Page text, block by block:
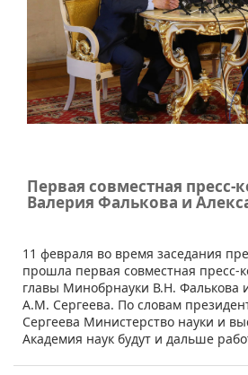
Первая совместная пресс-
Валерия Фалькова и
​11 февраля во время заседания
прошла первая совместная пресс-
главы Минобрнауки В.Н. Фалькова
А.М. Сергеева. По словам
Сергеева Министерство науки и
Академия наук будут и дальше